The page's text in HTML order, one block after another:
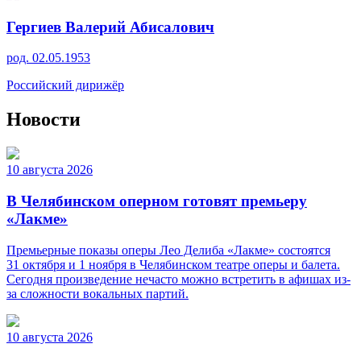
Гергиев Валерий Абисалович
род. 02.05.1953
Российский дирижёр
Новости
10 августа 2026
В Челябинском оперном готовят премьеру
«Лакме»
Премьерные показы оперы Лео Делиба «Лакме» состоятся
31 октября и 1 ноября в Челябинском театре оперы и балета.
Сегодня произведение нечасто можно встретить в афишах из-
за сложности вокальных партий.
10 августа 2026